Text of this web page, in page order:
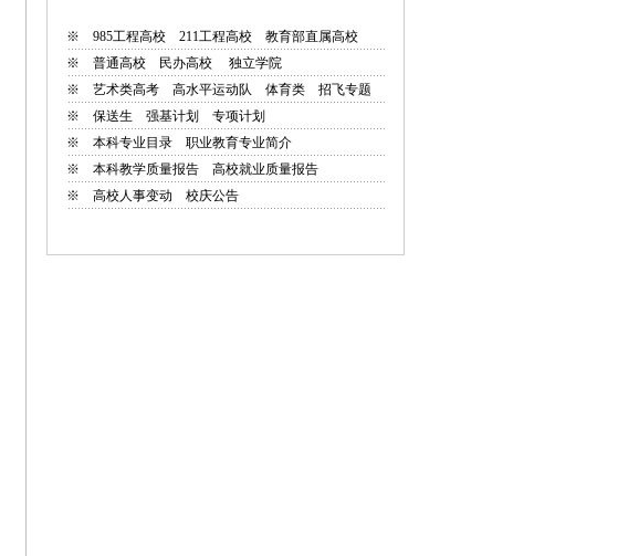
※ 985工程高校 211工程高校
教育部直属高校
※ 普通高校 民办高校
独立学院
※ 艺术类高考 高水平运动队 体育类
招飞专题
※ 保送生 强基计划
专项计划
※ 本科专业目录
职业教育专业简介
※ 本科教学质量报告
高校就业质量报告
※ 高校人事变动 校庆公告